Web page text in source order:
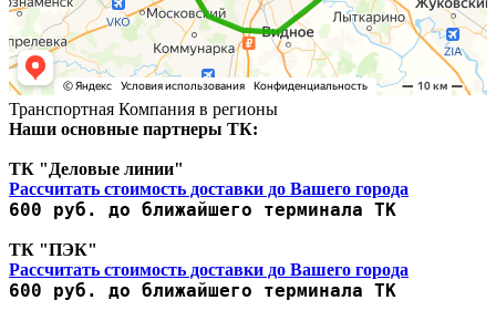
Транспортная Компания в регионы
Наши основные партнеры ТК:
ТК "Деловые линии"
Рассчитать стоимость доставки до Вашего города
600 руб. до ближайшего терминала ТК
ТК "ПЭК"
Рассчитать стоимость доставки до Вашего города
600 руб. до ближайшего терминала ТК